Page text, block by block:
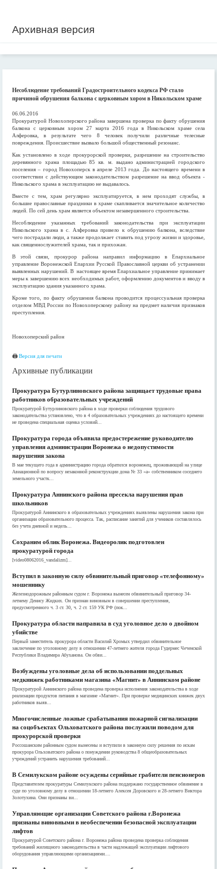
Архивная версия
Несоблюдение требований Градостроительного кодекса РФ стало
причиной обрушения балкона с церковным хором в Никольском храме
06.06.2016
Прокуратурой Новохоперского района завершена проверка по факту обрушения
балкона с церковным хором 27 марта 2016 года в Никольском храме села
Алферовка, в результате чего 8 человек получили различные телесные
повреждения. Происшествие вызвало большой общественный резонанс.
Как установлено в ходе прокурорской проверки, разрешение на строительство
деревянного храма площадью 85 кв. м. выдано администрацией городского
поселения – город Новохоперск в апреле 2013 года. До настоящего времени в
соответствии с действующим законодательством разрешение на ввод объекта -
Никольского храма в эксплуатацию не выдавалось.
Вместе с тем, храм регулярно эксплуатируется, в нем проходят службы, в
большие православные праздники в храме скапливается значительное количество
людей. По сей день храм является объектом незавершенного строительства.
Несоблюдение указанных требований законодательства при эксплуатации
Никольского храма в с. Алферовка привело к обрушению балкона, вследствие
чего пострадали люди, а также продолжает ставить под угрозу жизни и здоровье,
как священнослужителей храма, так и прихожан.
В этой связи, прокурор района направил информацию в Епархиальное
управление Воронежской Епархии Русской Православной церкви об устранении
выявленных нарушений. В настоящее время Епархиальное управление принимает
меры к завершению всех необходимых работ, оформлению документов и вводу в
эксплуатацию здания указанного храма.
Кроме того, по факту обрушения балкона проводится процессуальная проверка
отделом МВД России по Новохоперскому району на предмет наличия признаков
преступления.
Новохоперский район
🖨 Версия для печати
Архивные публикации
Прокуратура Бутурлиновского района защищает трудовые права
работников образовательных учреждений
Прокуратурой Бутурлиновского района в ходе проверки соблюдения трудового
законодательства установлено, что в 4 образовательных учреждениях до настоящего времени
не проведена специальная оценка условий...
Прокуратура города объявила предостережение руководителю
управления администрации Воронежа о недопустимости
нарушения закона
В мае текущего года в администрацию города обратился воронежец, проживающий на улице
Авиационной по вопросу незаконной реконструкции дома № 33 «а» собственником соседнего
земельного участк...
Прокуратура Аннинского района пресекла нарушения прав
школьников
Прокуратурой Аннинского в образовательных учреждениях выявлены нарушения закона при
организации образовательного процесса. Так, расписание занятий для учеников составлялось
без учета дневной и недель...
Сохраним облик Воронежа. Видеоролик подготовлен
прокуратурой города
[video08062016_vandalizm]...
Вступил в законную силу обвинительный приговор «телефонному»
мошеннику
Железнодорожным районным судом г. Воронежа вынесен обвинительный приговор 34-
летнему Денису Жидких. Он признан виновным в совершении преступления,
предусмотренного ч. 3 ст. 30, ч. 2 ст. 159 УК РФ (пок...
Прокуратура области направила в суд уголовное дело о двойном
убийстве
Первый заместитель прокурора области Василий Хромых утвердил обвинительное
заключение по уголовному делу в отношении 47-летнего жителя города Гудермес Чеченской
Республики Владимира Абуханова. Он обви...
Возбуждены уголовные дела об использовании поддельных
медкнижек работниками магазина «Магнит» в Аннинском районе
Прокуратурой Аннинского района проведена проверка исполнения законодательства в ходе
реализации продуктов питания в магазине «Магнит». При проверке медицинских книжек двух
работников выяв...
Многочисленные ложные срабатывания пожарной сигнализации
на соцобъектах Ольховатского района послужили поводом для
прокурорской проверки
Россошанским районным судом вынесены и вступили в законную силу решения по искам
прокурора Ольховатского района о понуждении руководства 8 общеобразовательных
учреждений устранить нарушения требований...
В Семилукском районе осуждены серийные грабители пенсионеров
Представителем прокуратуры Семилукского района поддержано государственное обвинение в
суде по уголовному делу в отношении 18-летнего Алексея Доровского и 28-летнего Виктора
Золотухина. Они признаны ви...
Управляющие организации Советского района г.Воронежа
признаны виновными в необеспечении безопасной эксплуатации
лифтов
Прокуратурой Советского района г. Воронежа района проведена проверка соблюдения
требований жилищного законодательства в части надлежащей эксплуатации лифтового
оборудования управляющими организациями....